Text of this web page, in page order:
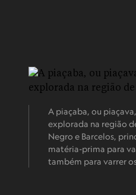
A piaçaba, ou
explorada na região
Negro e Barcelos,
matéria-prima para
também para varrer